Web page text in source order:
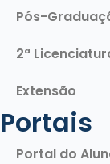
Pós-
2ª
Extensão
Portais
Portal do